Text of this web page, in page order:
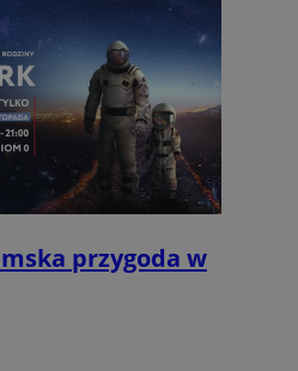
przygoda w